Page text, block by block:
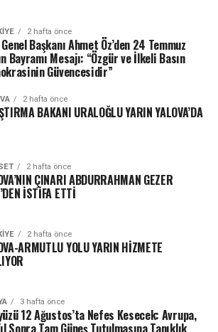
2 hafta önce
Genel Başkanı Ahmet Öz’den 24 Temmuz
Bayramı Mesajı: “Özgür ve İlkeli Basın
Güvencesidir”
2 hafta önce
BAKANI URALOĞLU YARIN YALOVA’DA
2 hafta önce
ÇINARI ABDURRAHMAN GEZER
İSTİFA ETTİ
2 hafta önce
ARMUTLU YOLU YARIN HİZMETE
3 hafta önce
12 Ağustos’ta Nefes Kesecek: Avrupa,
Sonra Tam Güneş Tutulmasına Tanıklık